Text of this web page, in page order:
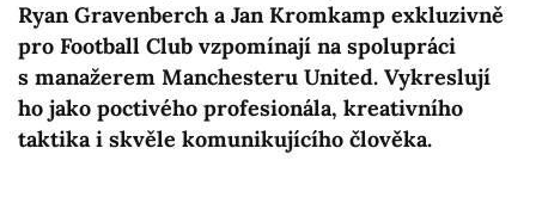
Ryan Gravenberch a Jan Kromkamp exkluzivně
pro Football Club vzpomínají na spolupráci
s manažerem Manchesteru United. Vykreslují
ho jako poctivého profesionála, kreativního
taktika i skvěle komunikujícího člověka.